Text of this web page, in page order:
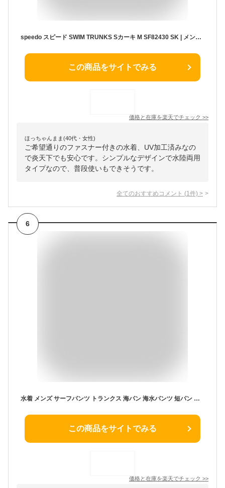
speedo スピード SWIM TRUNKS Sカーキ M SF82430 SK | メンズスイムトランクス パンツ 半ズボン ファッション 大人 スイムウエア ウェア 水泳 水着 日常着 水陸両用 インナー付き ウエストサイズ調節 ファスナー付き 安心 UVカット おすすめ
この商品をサイトでみる
価格と在庫を楽天でチェック >>
ほっちゃんまま(40代・女性)
ご希望通りのファスナー付きの水着、UV加工済みなの
で炎天下でも安心です。シンプルなデザインで水陸両用
タイプなので、普段使いもできそうです。
全てのおすすめコメント (1 件) >
6
水着 メンズ サーフパンツ トランクス 海パン 海水パンツ 短パン ショートパンツ ボードショーツ サポーター付き ジッパーポケット 海パン 海水パンツ 短パン ショートパンツ 大きいサイズ 膝丈 ひざ丈 ロング ミドル おしゃれ 大人 送料無料 28 30 32
この商品をサイトでみる
価格と在庫を楽天でチェック >>